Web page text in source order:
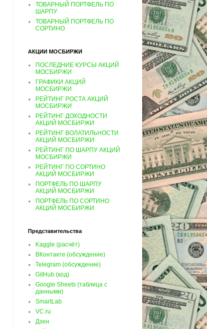
ТОВАРНЫЙ ПОРТФЕЛЬ ПО
ШАРПУ
ТОВАРНЫЙ ПОРТФЕЛЬ ПО
СОРТИНО
АКЦИИ МОСБИРЖИ
ПОСЛЕДНИЕ КУРСЫ АКЦИЙ
МОСБИРЖИ
ГРАФИКИ АКЦИЙ
МОСБИРЖИ
РЕЙТИНГ РОСТА АКЦИЙ
МОСБИРЖИ
РЕЙТИНГ ДОХОДНОСТИ
АКЦИЙ МОСБИРЖИ
РЕЙТИНГ ВОЛАТИЛЬНОСТИ
АКЦИЙ МОСБИРЖИ
РЕЙТИНГ ПО ШАРПУ АКЦИЙ
МОСБИРЖИ
РЕЙТИНГ ПО СОРТИНО
АКЦИЙ МОСБИРЖИ
ПОРТФЕЛЬ ПО ШАРПУ
АКЦИЙ МОСБИРЖИ
ПОРТФЕЛЬ ПО СОРТИНО
АКЦИЙ МОСБИРЖИ
Представительства
Kaggle (расчёт)
ВКонтакте (обсуждение)
Telegram (обсуждение)
GitHub (код)
Google Sheets (таблица с
данными)
SmartLab
VC.ru
Дзен